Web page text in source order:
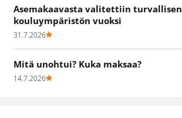
Asemakaavasta valitettiin turvallisen
kouluympäristön vuoksi
31.7.2026
Mitä unohtui? Kuka maksaa?
14.7.2026